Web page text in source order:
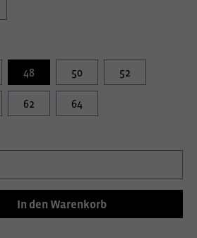
48 50 52
62 64
In den Warenkorb